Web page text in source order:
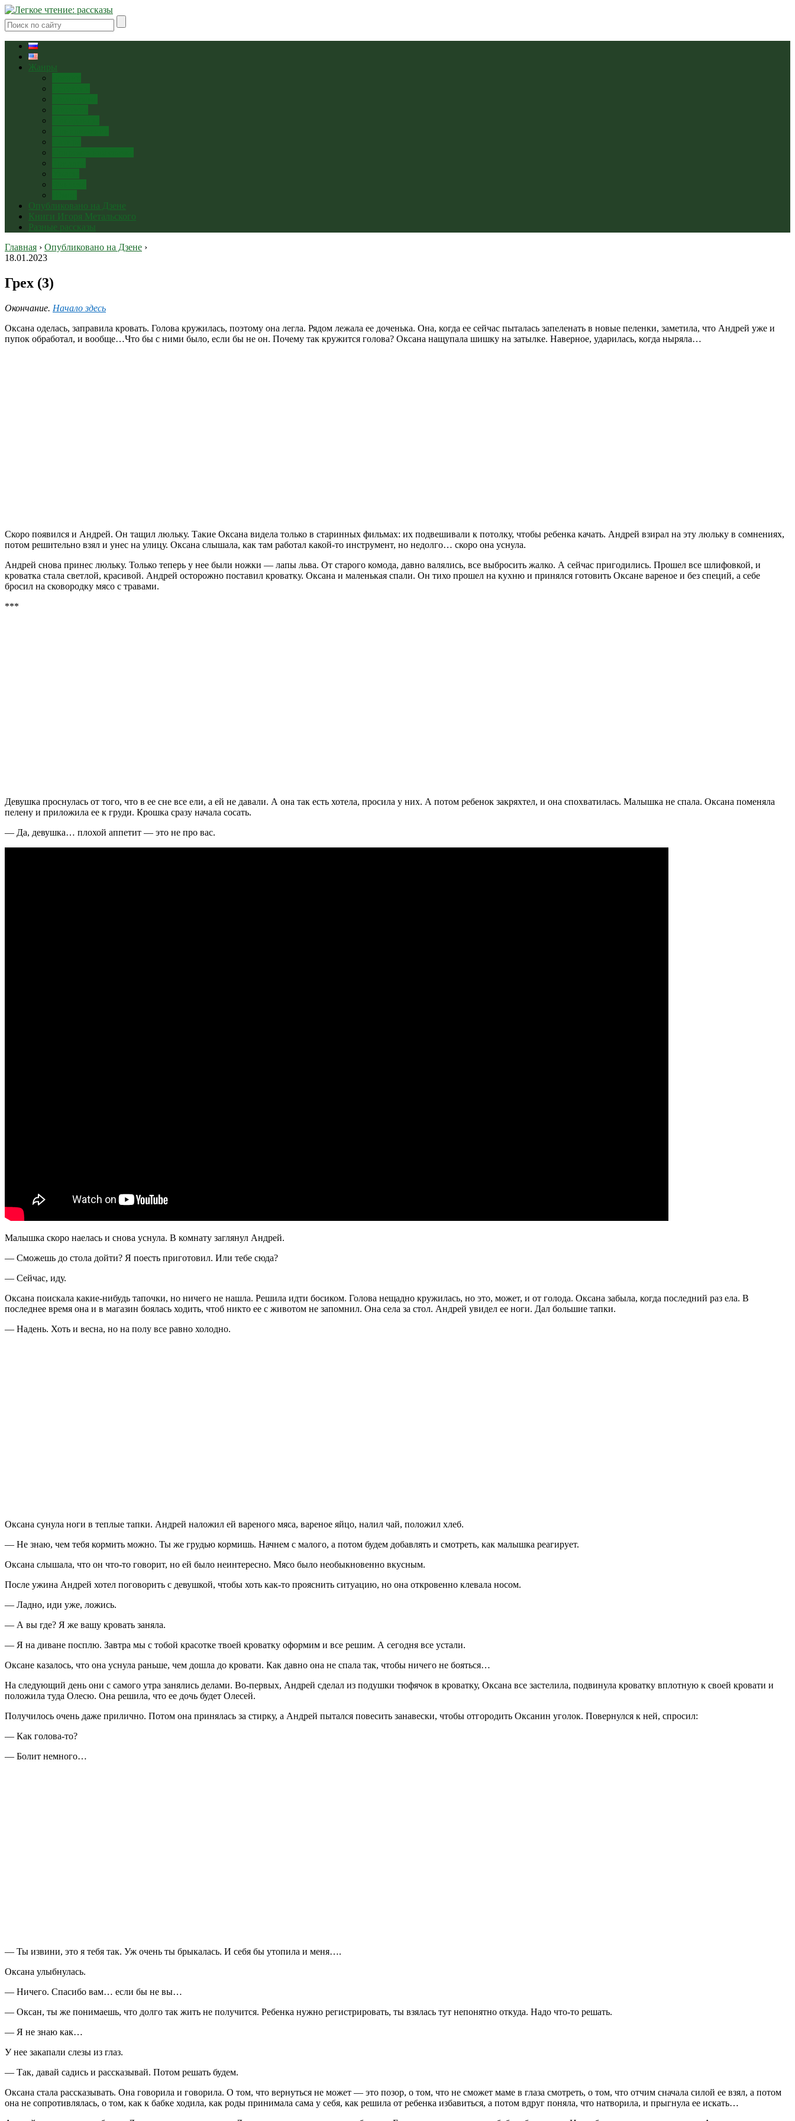
Жанры
Опубликовано на Дзене
Книги Игоря Метальского
Разные рассказы
Главная › Опубликовано на Дзене ›
18.01.2023
Грех (3)
Окончание. Начало здесь
Оксана оделась, заправила кровать. Голова кружилась, поэтому она легла. Рядом лежала ее доченька. Она, когда ее сейчас пыталась запеленать в новые пеленки, заметила, что Андрей уже и
пупок обработал, и вообще…Что бы с ними было, если бы не он. Почему так кружится голова? Оксана нащупала шишку на затылке. Наверное, ударилась, когда ныряла…
Скоро появился и Андрей. Он тащил люльку. Такие Оксана видела только в старинных фильмах: их подвешивали к потолку, чтобы ребенка качать. Андрей взирал на эту люльку в сомнениях,
потом решительно взял и унес на улицу. Оксана слышала, как там работал какой-то инструмент, но недолго… скоро она уснула.
Андрей снова принес люльку. Только теперь у нее были ножки — лапы льва. От старого комода, давно валялись, все выбросить жалко. А сейчас пригодились. Прошел все шлифовкой, и
кроватка стала светлой, красивой. Андрей осторожно поставил кроватку. Оксана и маленькая спали. Он тихо прошел на кухню и принялся готовить Оксане вареное и без специй, а себе
бросил на сковородку мясо с травами.
***
Девушка проснулась от того, что в ее сне все ели, а ей не давали. А она так есть хотела, просила у них. А потом ребенок закряхтел, и она спохватилась. Малышка не спала. Оксана поменяла
пелену и приложила ее к груди. Крошка сразу начала сосать.
— Да, девушка… плохой аппетит — это не про вас.
Малышка скоро наелась и снова уснула. В комнату заглянул Андрей.
— Сможешь до стола дойти? Я поесть приготовил. Или тебе сюда?
— Сейчас, иду.
Оксана поискала какие-нибудь тапочки, но ничего не нашла. Решила идти босиком. Голова нещадно кружилась, но это, может, и от голода. Оксана забыла, когда последний раз ела. В
последнее время она и в магазин боялась ходить, чтоб никто ее с животом не запомнил. Она села за стол. Андрей увидел ее ноги. Дал большие тапки.
— Надень. Хоть и весна, но на полу все равно холодно.
Оксана сунула ноги в теплые тапки. Андрей наложил ей вареного мяса, вареное яйцо, налил чай, положил хлеб.
— Не знаю, чем тебя кормить можно. Ты же грудью кормишь. Начнем с малого, а потом будем добавлять и смотреть, как малышка реагирует.
Оксана слышала, что он что-то говорит, но ей было неинтересно. Мясо было необыкновенно вкусным.
После ужина Андрей хотел поговорить с девушкой, чтобы хоть как-то прояснить ситуацию, но она откровенно клевала носом.
— Ладно, иди уже, ложись.
— А вы где? Я же вашу кровать заняла.
— Я на диване посплю. Завтра мы с тобой красотке твоей кроватку оформим и все решим. А сегодня все устали.
Оксане казалось, что она уснула раньше, чем дошла до кровати. Как давно она не спала так, чтобы ничего не бояться…
На следующий день они с самого утра занялись делами. Во-первых, Андрей сделал из подушки тюфячок в кроватку, Оксана все застелила, подвинула кроватку вплотную к своей кровати и
положила туда Олесю. Она решила, что ее дочь будет Олесей.
Получилось очень даже прилично. Потом она принялась за стирку, а Андрей пытался повесить занавески, чтобы отгородить Оксанин уголок. Повернулся к ней, спросил:
— Как голова-то?
— Болит немного…
— Ты извини, это я тебя так. Уж очень ты брыкалась. И себя бы утопила и меня….
Оксана улыбнулась.
— Ничего. Спасибо вам… если бы не вы…
— Оксан, ты же понимаешь, что долго так жить не получится. Ребенка нужно регистрировать, ты взялась тут непонятно откуда. Надо что-то решать.
— Я не знаю как…
У нее закапали слезы из глаз.
— Так, давай садись и рассказывай. Потом решать будем.
Оксана стала рассказывать. Она говорила и говорила. О том, что вернуться не может — это позор, о том, что не сможет маме в глаза смотреть, о том, что отчим сначала силой ее взял, а потом
она не сопротивлялась, о том, как к бабке ходила, как роды принимала сама у себя, как решила от ребенка избавиться, а потом вдруг поняла, что натворила, и прыгнула ее искать…